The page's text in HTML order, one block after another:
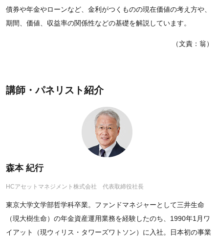
債券や年金やローンなど、金利がつくものの現在価値の考え方や、
期間、価値、収益率の関係性などの基礎を解説しています。
（文責：翁）
講師・パネリスト紹介
森本 紀行
HCアセットマネジメント株式会社 代表取締役社長
東京大学文学部哲学科卒業。ファンドマネジャーとして三井生命
（現大樹生命）の年金資産運用業務を経験したのち、1990年1月ワ
イアット（現ウィリス・タワーズワトソン）に入社。日本初の事業